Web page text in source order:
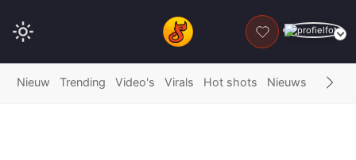
DONEER
Nieuw Trending Video's Virals Hot shots Nieuws Fails